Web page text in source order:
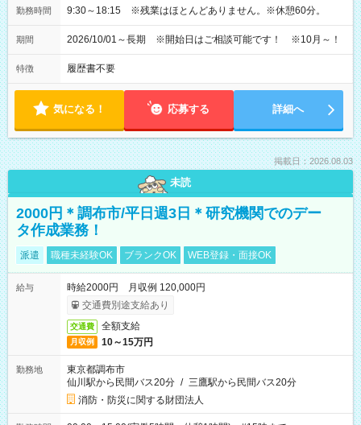
勤務時間 9:30～18:15 ※残業はほとんどありません。※休憩60分。
期間 2026/10/01～長期 ※開始日はご相談可能です！ ※10月～！
特徴 履歴書不要
気になる！ 応募する 詳細へ
掲載日：2026.08.03
未読
2000円＊調布市/平日週3日＊研究機関でのデー
タ作成業務！
派遣 職種未経験OK ブランクOK WEB登録・面接OK
給与
時給2000円 月収例 120,000円
交通費別途支給あり
交通費 全額支給
月収例 10～15万円
勤務地
東京都調布市
仙川駅から民間バス20分 / 三鷹駅から民間バス20分
消防・防災に関する財団法人